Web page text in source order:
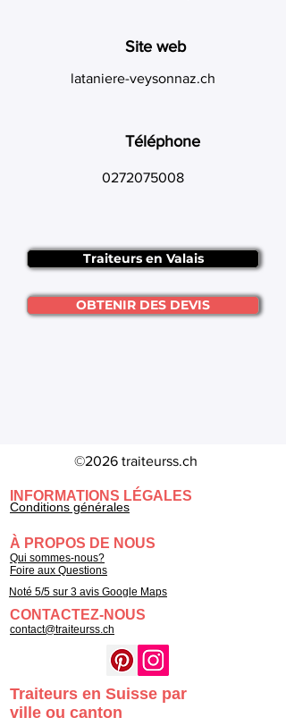
Site web
lataniere-veysonnaz.ch
Téléphone
0272075008
Traiteurs en Valais
OBTENIR DES DEVIS
©2026 traiteurss.ch
INFORMATIONS LÉGALES
Conditions générales
À PROPOS DE NOUS
Qui sommes-nous?
Foire aux Questions
Noté 5/5 sur 3 avis Google Maps
CONTACTEZ-NOUS
contact@traiteurss.ch
Traiteurs en Suisse par
ville ou canton